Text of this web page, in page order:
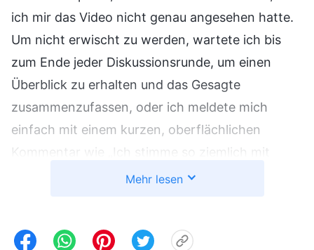
ich mir das Video nicht genau angesehen hatte.
Um nicht erwischt zu werden, wartete ich bis
zum Ende jeder Diskussionsrunde, um einen
Überblick zu erhalten und das Gesagte
zusammenzufassen, oder ich meldete mich
einfach mit einem kurzen, oberflächlichen
Kommentar wie „Ich stimme so ziemlich mit
allem überein, was gesagt wurde, und habe
gesagt und fühlte mich furchtbar beschämt und
Mehr lesen